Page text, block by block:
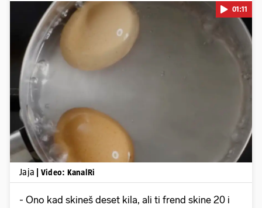
01:11
Jaja | Video: KanalRi
- Ono kad skineš deset kila, ali ti frend skine 20 i